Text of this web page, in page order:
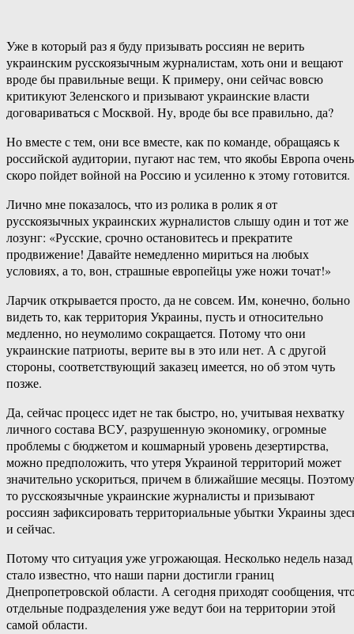
Уже в который раз я буду призывать россиян не верить
украинским русскоязычным журналистам, хоть они и вещают
вроде бы правильные вещи. К примеру, они сейчас вовсю
критикуют Зеленского и призывают украинские власти
договариваться с Москвой. Ну, вроде бы все правильно, да?
Но вместе с тем, они все вместе, как по команде, обращаясь к
российской аудитории, пугают нас тем, что якобы Европа очень
скоро пойдет войной на Россию и усиленно к этому готовится.
Лично мне показалось, что из ролика в ролик я от
русскоязычных украинских журналистов слышу один и тот же
лозунг: «Русские, срочно остановитесь и прекратите
продвижение! Давайте немедленно мириться на любых
условиях, а то, вон, страшные европейцы уже ножи точат!»
Ларчик открывается просто, да не совсем. Им, конечно, больно
видеть то, как территория Украины, пусть и относительно
медленно, но неумолимо сокращается. Потому что они
украинские патриоты, верите вы в это или нет. А с другой
стороны, соответствующий заказец имеется, но об этом чуть
позже.
Да, сейчас процесс идет не так быстро, но, учитывая нехватку
личного состава ВСУ, разрушенную экономику, огромные
проблемы с бюджетом и кошмарный уровень дезертирства,
можно предположить, что утеря Украиной территорий может
значительно ускориться, причем в ближайшие месяцы.
то русскоязычные украинские журналисты и призывают
россиян зафиксировать территориальные убытки Украины
и сейчас.
Потому что ситуация уже угрожающая. Несколько недель назад
стало известно, что наши парни достигли границ
Днепропетровской области. А сегодня приходят сообщения,
отдельные подразделения уже ведут бои на территории этой
самой области.